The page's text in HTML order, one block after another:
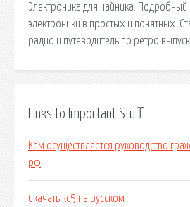
Электроника для чайника. Подробный
электроники в простых и понятных.
радио и путеводитель по ретро
Links to Important Stuff
Кем осуществляется руководство
рф
Скачать кс5 на русском